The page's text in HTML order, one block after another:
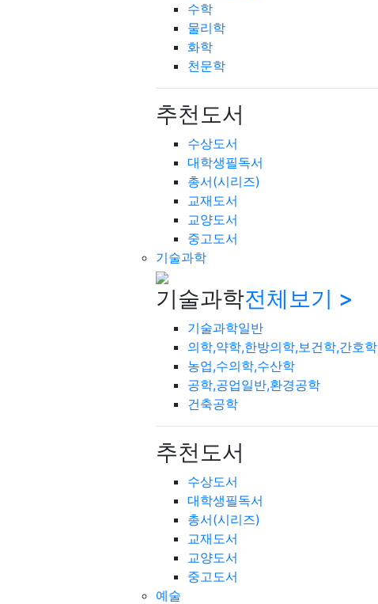
수학
물리학
화학
천문학
추천도서
수상도서
대학생필독서
총서(시리즈)
교재도서
교양도서
중고도서
기술과학
기술과학전체보기 >
기술과학일반
의학,약학,한방의학,보건학,간호학
농업,수의학,수산학
공학,공업일반,환경공학
건축공학
추천도서
수상도서
대학생필독서
총서(시리즈)
교재도서
교양도서
중고도서
예술